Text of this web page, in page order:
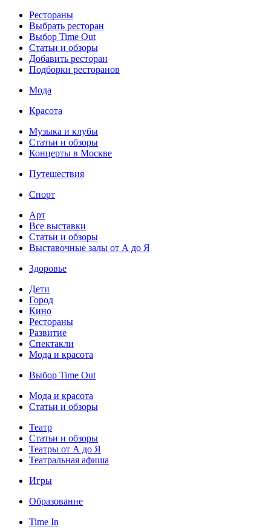
Рестораны
Выбрать ресторан
Выбор Time Out
Статьи и обзоры
Добавить ресторан
Подборки ресторанов
Мода
Красота
Музыка и клубы
Статьи и обзоры
Концерты в Москве
Путешествия
Спорт
Арт
Все выставки
Статьи и обзоры
Выставочные залы от А до Я
Здоровье
Дети
Город
Кино
Рестораны
Развитие
Спектакли
Мода и красота
Выбор Time Out
Мода и красота
Статьи и обзоры
Театр
Статьи и обзоры
Театры от А до Я
Театральная афиша
Игры
Образование
Time In